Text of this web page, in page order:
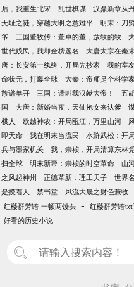
后，我重生北宋
乱世棋谋 汉鼎新章从
无耻之徒，穿越大明之意难平
明末：刀
爷
三国董牧传：董卓的董，放牧的牧
世代贱民，我却金榜题名
大唐太宗在秦
唐：长安第一纨绔，开局先抄家
我的室
命状元，打爆全球
大秦：帝师是个科学
族谱单开
三国：请叫我汉献大帝！ 五
国
大唐：新婚当夜，天仙抱女来认爹
棋人
欧越神农：开局瓯江，万里山河
即天命
我在明末当流民 水浒武松：开
兵与墨家机关
我，崇祯，开局清算东林
扫全球
明末新帝：崇祯的时空革命 山
之风起神州
正德革新：理工天子 世界
是摸着天
禁书堂 风流大晟之财色兼收
红楼群芳谱 一顿两馒头 - 红楼群芳谱
好看的历史小说